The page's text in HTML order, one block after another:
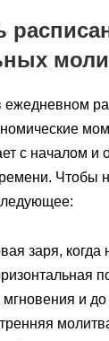
ежедневном
с началом и
Чтобы
заря, когда
мгновения и